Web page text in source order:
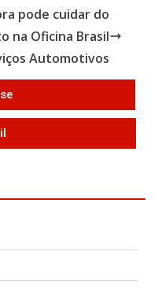
pode cuidar do
na Oficina Brasil
Automotivos